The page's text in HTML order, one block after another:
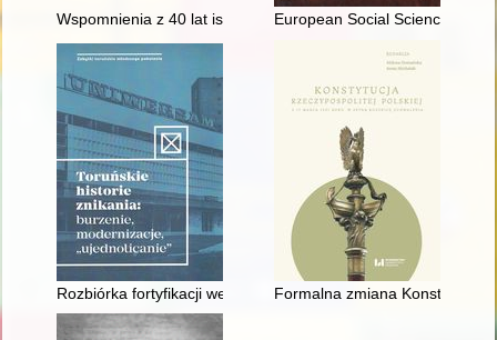
Wspomnienia z 40 lat istnienia Parafii pw. św. Maksymiliana
European Social Science
Rozbiórka fortyfikacji wewnętrznego pierścienia Twierdzy
Formalna zmiana Konstytucji z